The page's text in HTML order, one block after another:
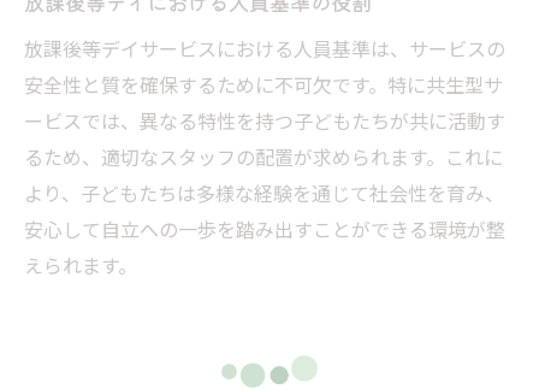
放課後等デイサービスにおける人員基準は、サービスの
安全性と質を確保するために不可欠です。特に共生型サ
ービスでは、異なる特性を持つ子どもたちが共に活動す
るため、適切なスタッフの配置が求められます。これに
より、子どもたちは多様な経験を通じて社会性を育み、
安心して自立への一歩を踏み出すことができる環境が整
えられます。